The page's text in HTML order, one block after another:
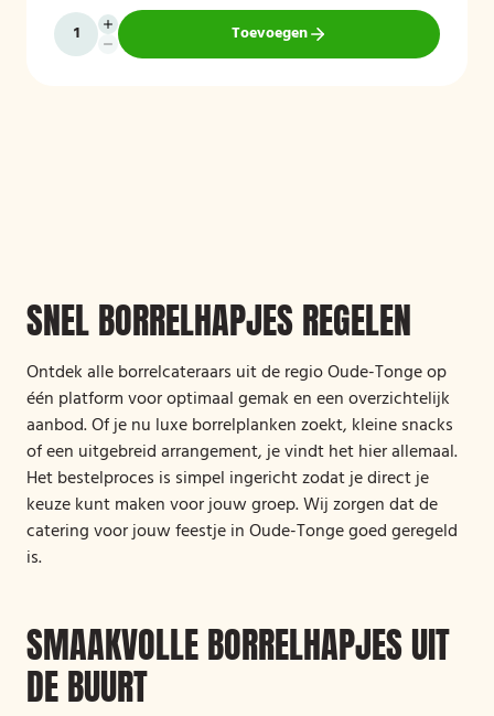
Toevoegen
SNEL BORRELHAPJES REGELEN
Ontdek alle borrelcateraars uit de regio Oude-Tonge op
één platform voor optimaal gemak en een overzichtelijk
aanbod. Of je nu luxe borrelplanken zoekt, kleine snacks
of een uitgebreid arrangement, je vindt het hier allemaal.
Het bestelproces is simpel ingericht zodat je direct je
keuze kunt maken voor jouw groep. Wij zorgen dat de
catering voor jouw feestje in Oude-Tonge goed geregeld
is.
SMAAKVOLLE BORRELHAPJES UIT
DE BUURT